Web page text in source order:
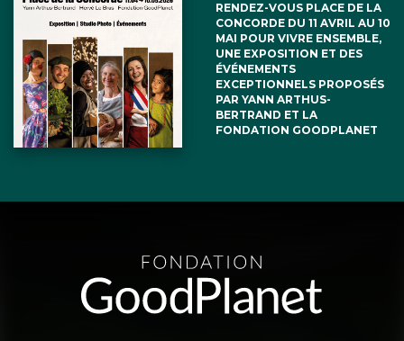
RENDEZ-VOUS PLACE DE LA
CONCORDE DU 11 AVRIL AU 10
MAI POUR VIVRE ENSEMBLE,
UNE EXPOSITION ET DES
ÉVÉNEMENTS
EXCEPTIONNELS PROPOSÉS
PAR YANN ARTHUS-
BERTRAND ET LA
FONDATION GOODPLANET